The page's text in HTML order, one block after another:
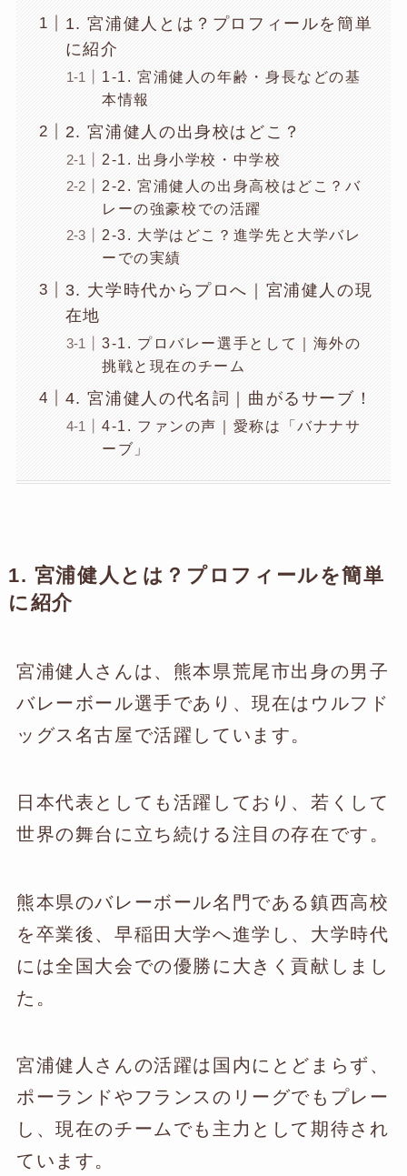
1. 宮浦健人とは？プロフィールを簡単
に紹介
1-1. 宮浦健人の年齢・身長などの基
本情報
2. 宮浦健人の出身校はどこ？
2-1. 出身小学校・中学校
2-2. 宮浦健人の出身高校はどこ？バ
レーの強豪校での活躍
2-3. 大学はどこ？進学先と大学バレ
ーでの実績
3. 大学時代からプロへ｜宮浦健人の現
在地
3-1. プロバレー選手として｜海外の
挑戦と現在のチーム
4. 宮浦健人の代名詞｜曲がるサーブ！
4-1. ファンの声｜愛称は「バナナサ
ーブ」
1. 宮浦健人とは？プロフィールを簡単
に紹介
宮浦健人さんは、熊本県荒尾市出身の男子
バレーボール選手であり、現在はウルフド
ッグス名古屋で活躍しています。
日本代表としても活躍しており、若くして
世界の舞台に立ち続ける注目の存在です。
熊本県のバレーボール名門である鎮西高校
を卒業後、早稲田大学へ進学し、大学時代
には全国大会での優勝に大きく貢献しまし
た。
宮浦健人さんの活躍は国内にとどまらず、
ポーランドやフランスのリーグでもプレー
し、現在のチームでも主力として期待され
ています。